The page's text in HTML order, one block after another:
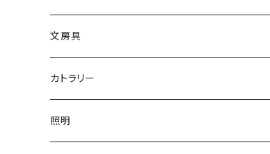
小入れ麻の葉編み
網代編み
透かし網代編み
縄目差し
ござ目編み
バスケット
文房具
竹ペン
ペーパーナイフ
カトラリー
お箸
照明